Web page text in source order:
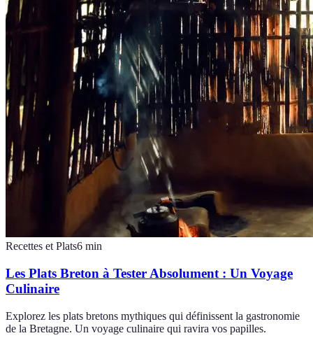
Recettes et Plats6 min
Les Plats Breton à Tester Absolument : Un Voyage
Culinaire
Explorez les plats bretons mythiques qui définissent la gastronomie
de la Bretagne. Un voyage culinaire qui ravira vos papilles.